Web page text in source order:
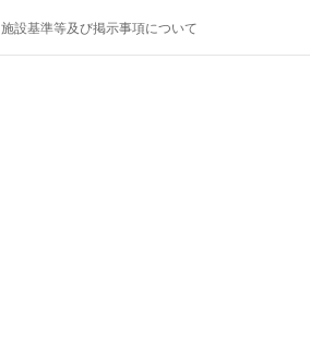
施設基準等及び掲示事項について